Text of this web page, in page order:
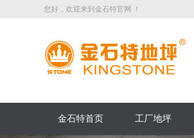
您好，欢迎来到金石特官网 ！
金石特首页 工厂地坪